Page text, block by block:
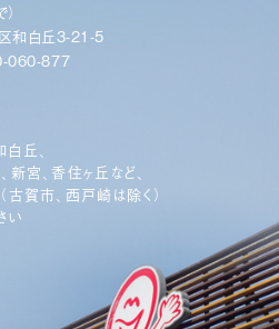
和白丘3-21-5
060-877
丘、
新宮、香住ヶ丘など、
（古賀市、西戸崎は除く）
い